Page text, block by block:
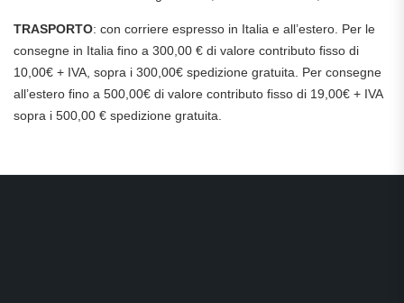
TRASPORTO: con corriere espresso in Italia e all’estero. Per le
consegne in Italia fino a 300,00 € di valore contributo fisso di
10,00€ + IVA, sopra i 300,00€ spedizione gratuita. Per consegne
all’estero fino a 500,00€ di valore contributo fisso di 19,00€ + IVA
sopra i 500,00 € spedizione gratuita.